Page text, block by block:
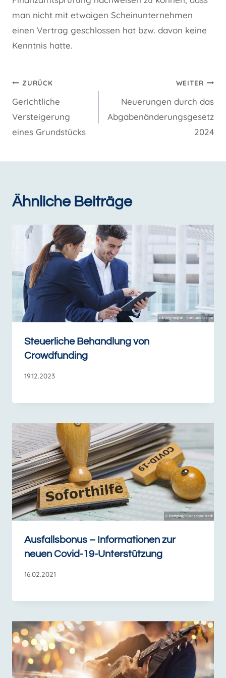
man nicht mit etwaigen Scheinunternehmen
einen Vertrag geschlossen hat bzw. davon keine
Kenntnis hatte.
Beitragsnavigation
ZURÜCK
Gerichtliche
Versteigerung
eines Grundstücks
WEITER
Neuerungen durch das
Abgabenänderungsgesetz
2024
Ähnliche Beiträge
Steuerliche Behandlung von
Crowdfunding
19.12.2023
Ausfallsbonus – Informationen zur
neuen Covid-19-Unterstützung
16.02.2021